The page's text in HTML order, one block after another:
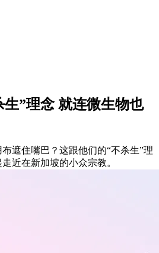
”理念 就连微生物也
遮住嘴巴？这跟他们的“不杀生”理
近在新加坡的小众宗教。